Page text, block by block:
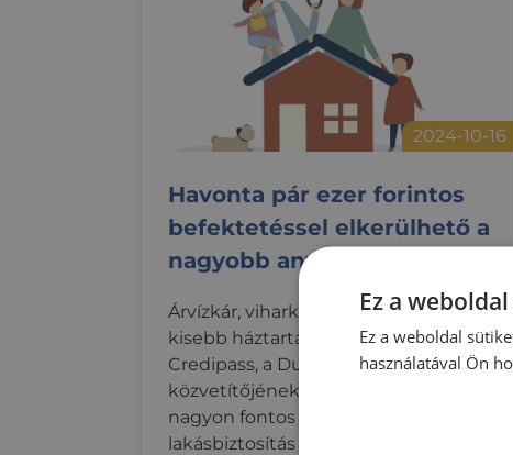
2024-10-16
Havonta pár ezer forintos
befektetéssel elkerülhető a
nagyobb anyagi veszteség
Árvízkár, viharkár, vagy csak egy
kisebb háztartási baleset. A
Credipass, a Duna House pénzügyi
közvetítőjének szakértői szerint
nagyon fontos a teljes körű
lakásbiztosítás megléte, hiszen
Ez a
Ez a weboldal
használatával Ön